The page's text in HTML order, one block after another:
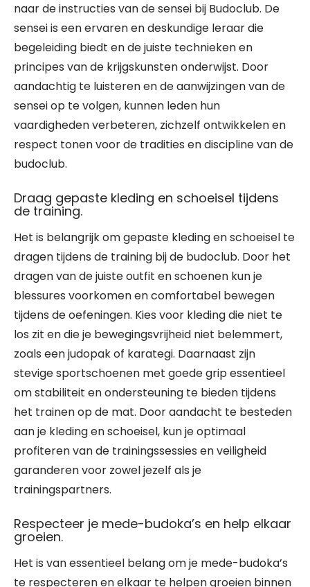
naar de instructies van de sensei bij Budoclub. De
sensei is een ervaren en deskundige leraar die
begeleiding biedt en de juiste technieken en
principes van de krijgskunsten onderwijst. Door
aandachtig te luisteren en de aanwijzingen van de
sensei op te volgen, kunnen leden hun
vaardigheden verbeteren, zichzelf ontwikkelen en
respect tonen voor de tradities en discipline van de
budoclub.
Draag gepaste kleding en schoeisel tijdens
de training.
Het is belangrijk om gepaste kleding en schoeisel te
dragen tijdens de training bij de budoclub. Door het
dragen van de juiste outfit en schoenen kun je
blessures voorkomen en comfortabel bewegen
tijdens de oefeningen. Kies voor kleding die niet te
los zit en die je bewegingsvrijheid niet belemmert,
zoals een judopak of karategi. Daarnaast zijn
stevige sportschoenen met goede grip essentieel
om stabiliteit en ondersteuning te bieden tijdens
het trainen op de mat. Door aandacht te besteden
aan je kleding en schoeisel, kun je optimaal
profiteren van de trainingssessies en veiligheid
garanderen voor zowel jezelf als je
trainingspartners.
Respecteer je mede-budoka’s en help elkaar
groeien.
Het is van essentieel belang om je mede-budoka’s
te respecteren en elkaar te helpen groeien binnen